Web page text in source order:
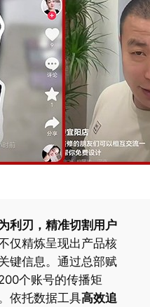
利刃，精准切割用户
仅精炼呈现出产品核
键信息。通过总部赋
个账号的传播矩
依托数据工具高效追